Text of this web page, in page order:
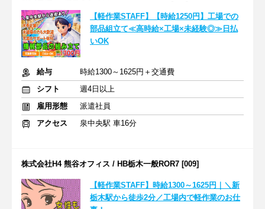
【軽作業STAFF】【時給1250円】工場での
部品組立て≪高時給×工場×未経験◎≫日払
いOK
給与
時給1300～1625円＋交通費
シフト
週4日以上
雇用形態
派遣社員
アクセス
泉中央駅 車16分
株式会社H4 熊谷オフィス / HB栃木一般ROR7 [009]
【軽作業STAFF】時給1300～1625円｜＼新
栃木駅から徒歩2分／工場内で軽作業のお仕